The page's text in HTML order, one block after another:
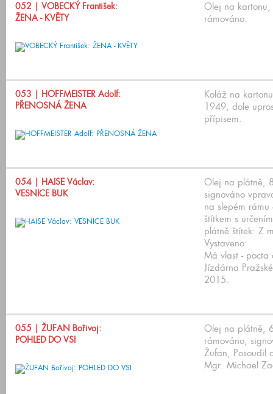
052 | VOBECKÝ František:
ŽENA - KVĚTY
Olej na
rámováno.
053 | HOFFMEISTER Adolf:
PŘENOSNÁ ŽENA
Koláž na
1949, dole
přípisem.
054 | HAISE Václav:
VESNICE BUK
Olej na plátně,
signováno
na slepém
štítkem s
plátně štítek: Z
Vystaveno:
Má vlast - pocta
Jízdárna
2015.
055 | ŽUFAN Bořivoj:
POHLED DO VSI
Olej na plátně,
rámováno,
Žufan, Posoudil
Mgr. Michael